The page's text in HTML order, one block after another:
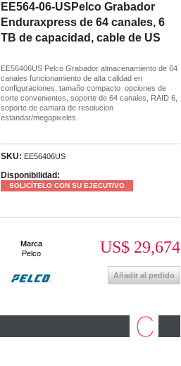
EE564-06-USPelco Grabador
Enduraxpress de 64 canales, 6
TB de capacidad, cable de US
EE56406US Pelco Grabador almacenamiento de 64
canales funcionamiento de alta calidad en
configuraciones, tamaño compacto opciones de
corte convenientes, soporte de 64 canales, RAID 6,
soporte de camara de resolucion
estandar/megapixeles.
SKU: EE56406US
Disponibilidad:
SOLICÍTELO CON SU EJECUTIVO
US$ 29,674
Añadir al pedido
Marca
Pelco